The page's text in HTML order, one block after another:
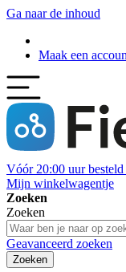
Ga naar de inhoud
Maak een
Vóór 20:00 uur
Mijn winkelwagentje
Zoeken
Zoeken
Geavanceerd zoeken
Zoeken